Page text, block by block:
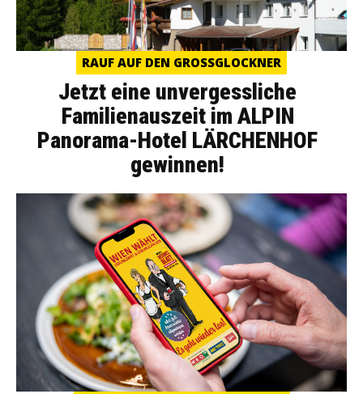
RAUF AUF DEN GROSSGLOCKNER
Jetzt eine unvergessliche
Familienauszeit im ALPIN
Panorama-Hotel LÄRCHENHOF
gewinnen!